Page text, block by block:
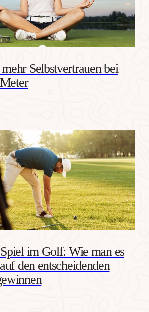
Selbstvertrauen bei
im Golf: Wie man es
den entscheidenden